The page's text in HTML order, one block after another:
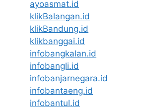
ayoasmat.id
klikBalangan.id
klikBandung.id
klikbanggai.id
infobangkalan.id
infobangli.id
infobanjarnegara.id
infobantaeng.id
infobantul.id